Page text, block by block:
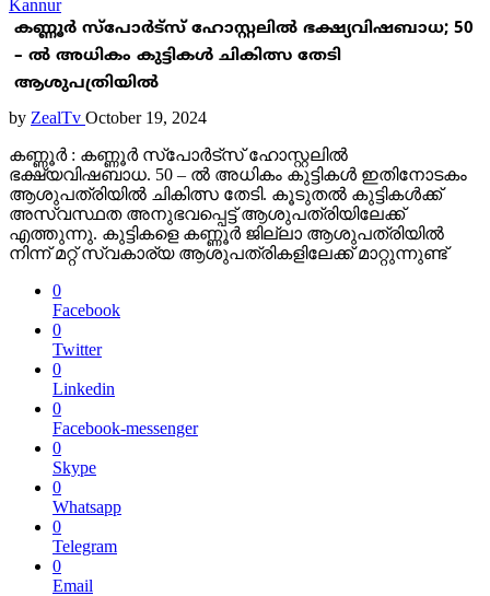
Kannur
കണ്ണൂർ സ്പോർട്സ് ഹോസ്റ്റലിൽ ഭക്ഷ്യവിഷബാധ; 50
– ൽ അധികം കുട്ടികൾ ചികിത്സ തേടി
ആശുപത്രിയിൽ
by ZealTv October 19, 2024
കണ്ണൂർ : കണ്ണൂർ സ്പോർട്സ് ഹോസ്റ്റലിൽ
ഭക്ഷ്യവിഷബാധ. 50 – ൽ അധികം കുട്ടികൾ ഇതിനോടകം
ആശുപത്രിയിൽ ചികിത്സ തേടി. കൂടുതൽ കുട്ടികൾക്ക്
അസ്വസ്ഥത അനുഭവപ്പെട്ട് ആശുപത്രിയിലേക്ക്
എത്തുന്നു. കുട്ടികളെ കണ്ണൂർ ജില്ലാ ആശുപത്രിയിൽ
നിന്ന് മറ്റ് സ്വകാര്യ ആശുപത്രികളിലേക്ക് മാറ്റുന്നുണ്ട്
0
Facebook
0
Twitter
0
Linkedin
0
Facebook-messenger
0
Skype
0
Whatsapp
0
Telegram
0
Email